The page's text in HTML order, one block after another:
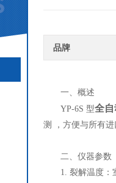
品牌
一、概述
YP-6S 型全自
测 ，方便与所有进
二、仪器参数
1. 裂解温度